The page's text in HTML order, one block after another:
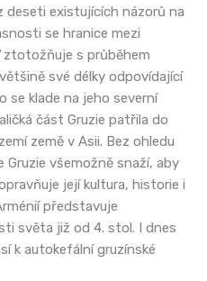
deseti existujících názorů na
se hranice mezi
ztotožňuje s průběhem
své délky odpovídající
se klade na jeho severní
část Gruzie patřila do
země v Asii. Bez ohledu
Gruzie všemožně snaží, aby
její kultura, historie i
představuje
světa již od 4. stol. I dnes
k autokefální gruzínské